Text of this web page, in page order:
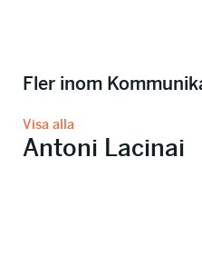
Fler inom
Visa alla
Antoni Lacinai